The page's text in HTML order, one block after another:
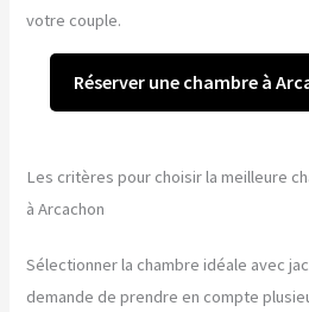
votre couple.
Réserver une chambre à
Les critères pour choisir la meilleure
à Arcachon
Sélectionner la chambre idéale avec
demande de prendre en compte